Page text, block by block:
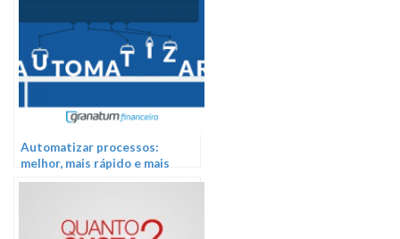
Automatizar processos:
melhor, mais rápido e mais
eficiente